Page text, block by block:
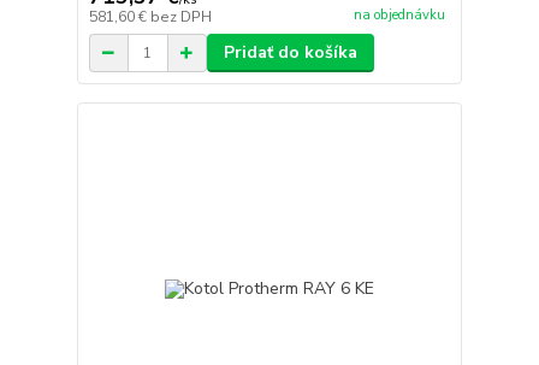
581,60 € bez DPH na objednávku
Pridať do košíka